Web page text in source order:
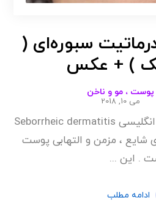
سبوره‌‌ای (
) + عکس
پوست ، مو و ناخن
می 10, 2018
درماتیت سبوره‌ای که به انگلیسی Seborrheic dermatitis
شایع ، مزمن و التهابی پوست
. این ...
ادامه مطلب